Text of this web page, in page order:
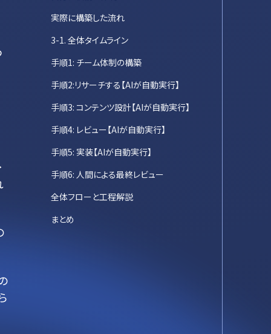
実際に構築した流れ
3-1. 全体タイムライン
手順1: チーム体制の構築
手順2:リサーチする【AIが自動実行】
手順3: コンテンツ設計【AIが自動実行】
手順4: レビュー【AIが自動実行】
手順5: 実装【AIが自動実行】
手順6: 人間による最終レビュー
全体フローと工程解説
まとめ